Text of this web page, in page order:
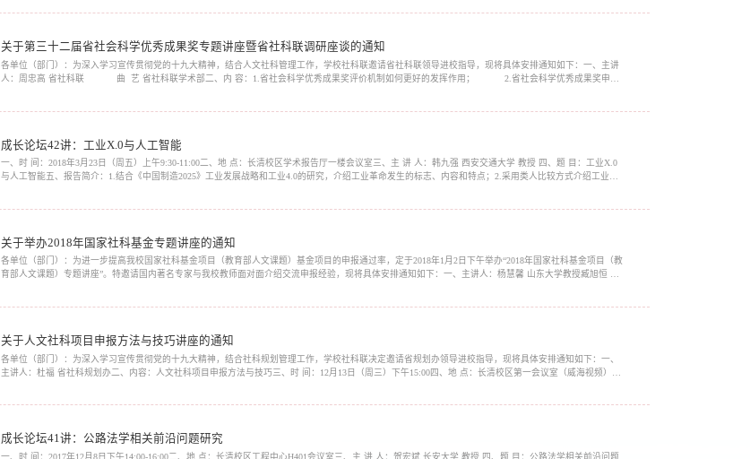
关于第三十二届省社会科学优秀成果奖专题讲座暨省社科联调研座谈的通知
各单位（部门）：为深入学习宣传贯彻党的十九大精神，结合人文社科管理工作，学校社科联邀请省社科联领导进校指导，现将具体安排通知如下：一、主讲
人：周忠高 省社科联 曲 艺 省社科联学术部二、内 容：1.省社会科学优秀成果奖评价机制如何更好的发挥作用； 2.省社会科学优秀成果奖申报
成长论坛42讲：工业X.0与人工智能
一、时 间：2018年3月23日（周五）上午9:30-11:00二、地 点：长清校区学术报告厅一楼会议室三、主 讲 人：韩九强 西安交通大学 教授 四、题 目：工业X.0
与人工智能五、报告简介：1.结合《中国制造2025》工业发展战略和工业4.0的研究，介绍工业革命发生的标志、内容和特点；2.采用类人比较方式介绍工业X.0
关于举办2018年国家社科基金专题讲座的通知
各单位（部门）：为进一步提高我校国家社科基金项目（教育部人文课题）基金项目的申报通过率，定于2018年1月2日下午举办“2018年国家社科基金项目（教
育部人文课题）专题讲座”。特邀请国内著名专家与我校教师面对面介绍交流申报经验，现将具体安排通知如下：一、主讲人：杨慧馨 山东大学教授臧旭恒 山
关于人文社科项目申报方法与技巧讲座的通知
各单位（部门）：为深入学习宣传贯彻党的十九大精神，结合社科规划管理工作，学校社科联决定邀请省规划办领导进校指导，现将具体安排通知如下：一、
主讲人：杜福 省社科规划办二、内容：人文社科项目申报方法与技巧三、时 间：12月13日（周三）下午15:00四、地 点：长清校区第一会议室（威海视频）
成长论坛41讲：公路法学相关前沿问题研究
一、时 间：2017年12月8日下午14:00-16:00二、地 点：长清校区工程中心H401会议室三、主 讲 人：贺宏斌 长安大学 教授 四、题 目：公路法学相关前沿问题